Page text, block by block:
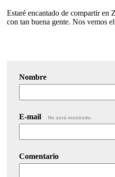
Estaré encantado de compartir en
con tan buena gente. Nos vemos
Nombre
E-mail No será mostrado.
Comentario